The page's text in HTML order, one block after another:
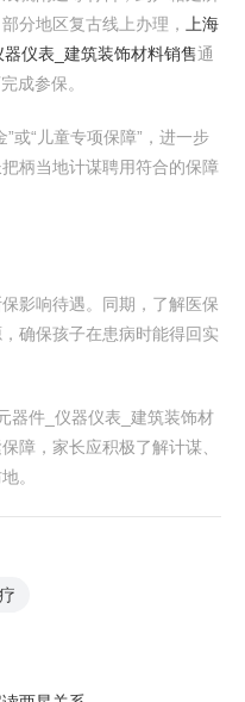
分地区复古线上办理，
上海
仪表_建筑装饰材料销售通
成参保。
或“儿童专项保障”，进一步
柄当地计谋聘用符合的保障
影响待遇。同期，了解医保
确保孩子在患病时能得回实
器件_仪器仪表_建筑装饰材
障，家长应积极了解计谋、
。